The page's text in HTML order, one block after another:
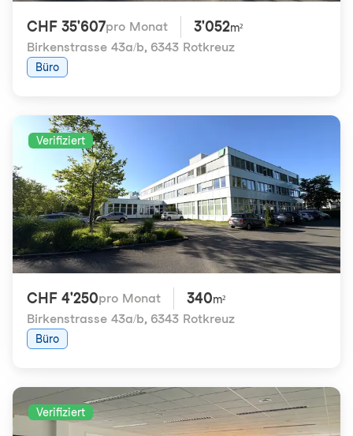
CHF 35'607pro Monat 3'052m²
Birkenstrasse 43a/b, 6343 Rotkreuz
Büro
Verifiziert
CHF 4'250pro Monat 340m²
Birkenstrasse 43a/b, 6343 Rotkreuz
Büro
Verifiziert